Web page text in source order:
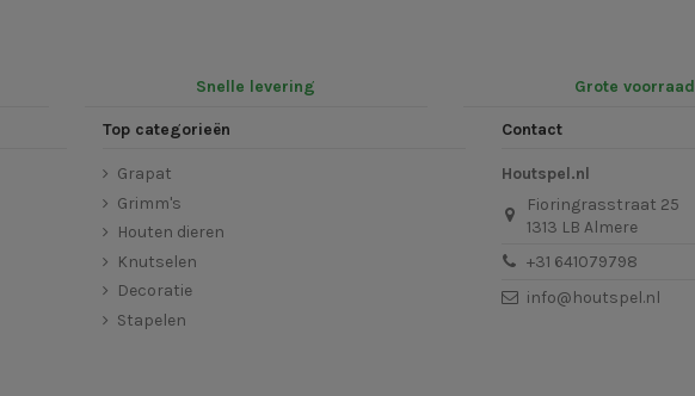
Snelle levering Grote voorraad
Top categorieën
Grapat
Grimm's
Houten dieren
Knutselen
Decoratie
Stapelen
Contact
Houtspel.nl
Fioringrasstraat 25
1313 LB Almere
+31 641079798
info@houtspel.nl